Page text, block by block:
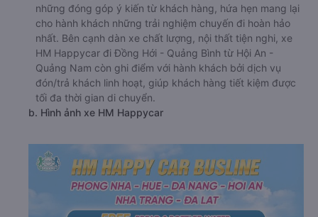
những đóng góp ý kiến từ khách hàng, hứa hẹn mang lại
cho hành khách những trải nghiệm chuyến đi hoàn hảo
nhất. Bên cạnh dàn xe chất lượng, nội thất tiện nghi, xe
HM Happycar đi Đồng Hới - Quảng Bình từ Hội An -
Quảng Nam còn ghi điểm với hành khách bởi dịch vụ
đón/trả khách linh hoạt, giúp khách hàng tiết kiệm được
tối đa thời gian di chuyển.
b. Hình ảnh xe HM Happycar